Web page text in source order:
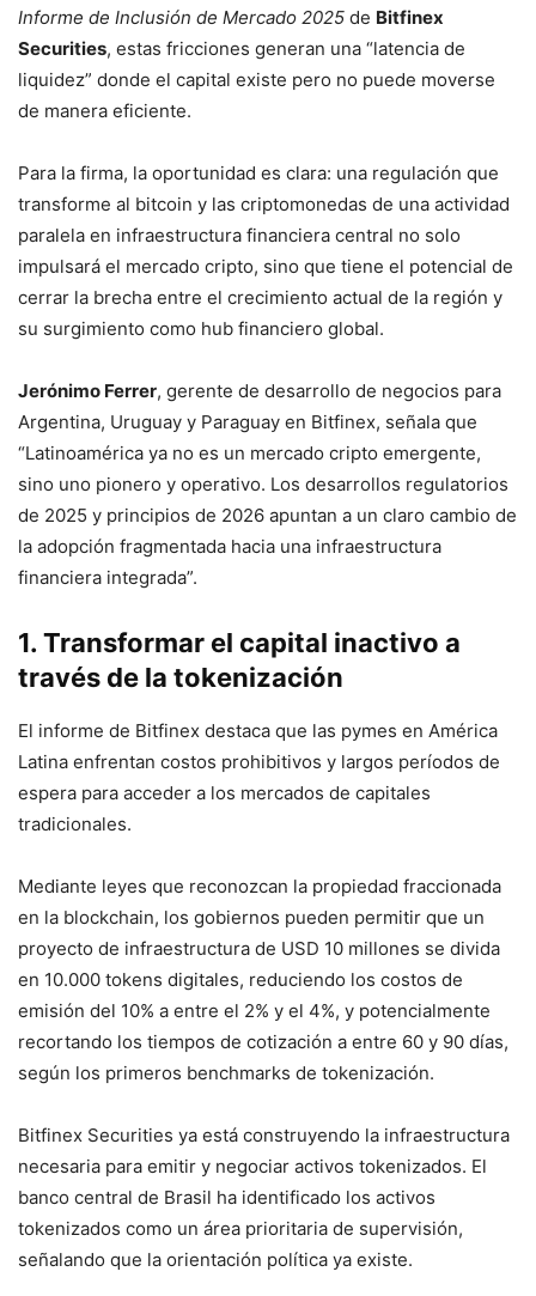
Informe de Inclusión de Mercado 2025 de Bitfinex
Securities, estas fricciones generan una “latencia de
liquidez” donde el capital existe pero no puede moverse
de manera eficiente.
Para la firma, la oportunidad es clara: una regulación que
transforme al bitcoin y las criptomonedas de una actividad
paralela en infraestructura financiera central no solo
impulsará el mercado cripto, sino que tiene el potencial de
cerrar la brecha entre el crecimiento actual de la región y
su surgimiento como hub financiero global.
Jerónimo Ferrer, gerente de desarrollo de negocios para
Argentina, Uruguay y Paraguay en Bitfinex, señala que
“Latinoamérica ya no es un mercado cripto emergente,
sino uno pionero y operativo. Los desarrollos regulatorios
de 2025 y principios de 2026 apuntan a un claro cambio de
la adopción fragmentada hacia una infraestructura
financiera integrada”.
1. Transformar el capital inactivo a
través de la tokenización
El informe de Bitfinex destaca que las pymes en América
Latina enfrentan costos prohibitivos y largos períodos de
espera para acceder a los mercados de capitales
tradicionales.
Mediante leyes que reconozcan la propiedad fraccionada
en la blockchain, los gobiernos pueden permitir que un
proyecto de infraestructura de USD 10 millones se divida
en 10.000 tokens digitales, reduciendo los costos de
emisión del 10% a entre el 2% y el 4%, y potencialmente
recortando los tiempos de cotización a entre 60 y 90 días,
según los primeros benchmarks de tokenización.
Bitfinex Securities ya está construyendo la infraestructura
necesaria para emitir y negociar activos tokenizados. El
banco central de Brasil ha identificado los activos
tokenizados como un área prioritaria de supervisión,
señalando que la orientación política ya existe.